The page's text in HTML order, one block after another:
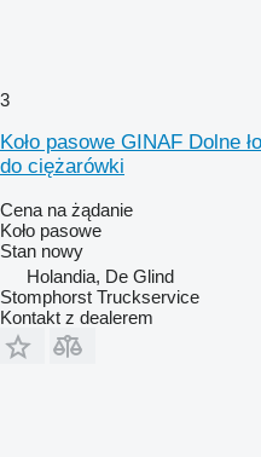
3
Koło pasowe GINAF Dolne
do ciężarówki
Cena na żądanie
Koło pasowe
Stan nowy
Holandia, De Glind
Stomphorst Truckservice
Kontakt z dealerem